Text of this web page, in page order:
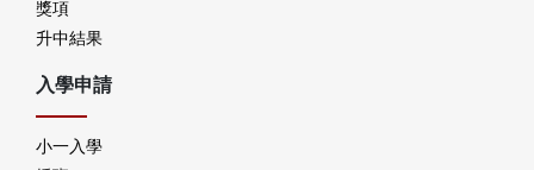
獎項
升中結果
入學申請
小一入學